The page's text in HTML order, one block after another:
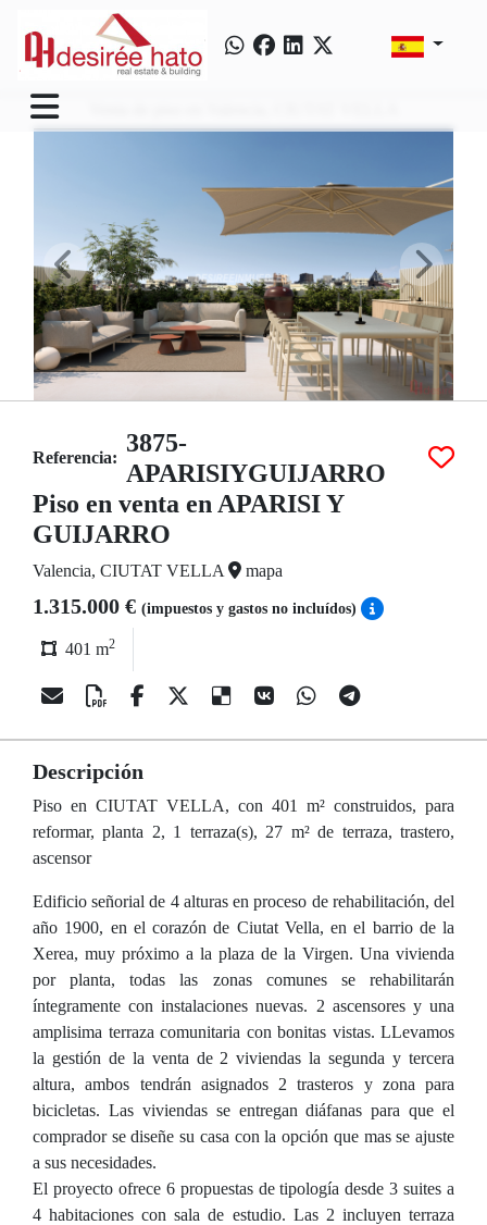
Referencia:
3875-
APARISIYGUIJARRO
Piso en venta en APARISI Y
GUIJARRO
Valencia, CIUTAT VELLA mapa
1.315.000 € (impuestos y gastos no incluídos)
401 m2
Descripción
Piso en CIUTAT VELLA, con 401 m² construidos, para
reformar, planta 2, 1 terraza(s), 27 m² de terraza, trastero,
ascensor
Edificio señorial de 4 alturas en proceso de rehabilitación, del
año 1900, en el corazón de Ciutat Vella, en el barrio de la
Xerea, muy próximo a la plaza de la Virgen. Una vivienda
por planta, todas las zonas comunes se rehabilitarán
íntegramente con instalaciones nuevas. 2 ascensores y una
amplisima terraza comunitaria con bonitas vistas. LLevamos
la gestión de la venta de 2 viviendas la segunda y tercera
altura, ambos tendrán asignados 2 trasteros y zona para
bicicletas. Las viviendas se entregan diáfanas para que el
comprador se diseñe su casa con la opción que mas se ajuste
a sus necesidades.
El proyecto ofrece 6 propuestas de tipología desde 3 suites a
4 habitaciones con sala de estudio. Las 2 incluyen terraza